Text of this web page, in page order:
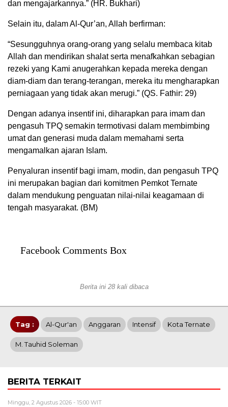
dan mengajarkannya.” (HR. Bukhari)
Selain itu, dalam Al-Qur’an, Allah berfirman:
“Sesungguhnya orang-orang yang selalu membaca kitab
Allah dan mendirikan shalat serta menafkahkan sebagian
rezeki yang Kami anugerahkan kepada mereka dengan
diam-diam dan terang-terangan, mereka itu mengharapkan
perniagaan yang tidak akan merugi.” (QS. Fathir: 29)
Dengan adanya insentif ini, diharapkan para imam dan
pengasuh TPQ semakin termotivasi dalam membimbing
umat dan generasi muda dalam memahami serta
mengamalkan ajaran Islam.
Penyaluran insentif bagi imam, modin, dan pengasuh TPQ
ini merupakan bagian dari komitmen Pemkot Ternate
dalam mendukung penguatan nilai-nilai keagamaan di
tengah masyarakat. (BM)
Facebook Comments Box
Berita ini 28 kali dibaca
Tag : Al-Qur'an Anggaran Intensif Kota Ternate
M. Tauhid Soleman
BERITA TERKAIT
Minggu, 2 Agustus 2026 - 15:00 WIT